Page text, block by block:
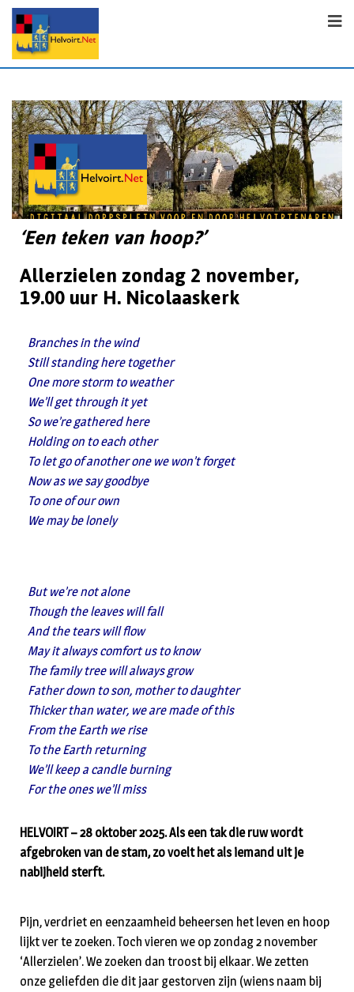
‘Een teken van hoop?’
Allerzielen zondag 2 november,
19.00 uur H. Nicolaaskerk
Branches in the wind
Still standing here together
One more storm to weather
We’ll get through it yet
So we’re gathered here
Holding on to each other
To let go of another one we won’t forget
Now as we say goodbye
To one of our own
We may be lonely
But we’re not alone
Though the leaves will fall
And the tears will flow
May it always comfort us to know
The family tree will always grow
Father down to son, mother to daughter
Thicker than water, we are made of this
From the Earth we rise
To the Earth returning
We’ll keep a candle burning
For the ones we’ll miss
HELVOIRT – 28 oktober 2025. Als een tak die ruw wordt
afgebroken van de stam, zo voelt het als iemand uit je
nabijheid sterft.
Pijn, verdriet en eenzaamheid beheersen het leven en hoop
lijkt ver te zoeken. Toch vieren we op zondag 2 november
‘Allerzielen’. We zoeken dan troost bij elkaar. We zetten
onze geliefden die dit jaar gestorven zijn (wiens naam bij